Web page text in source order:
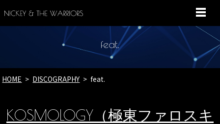
MENU
feat.
HOME DISCOGRAPHY feat.
KOSMOLOGY（極東ファロスキ